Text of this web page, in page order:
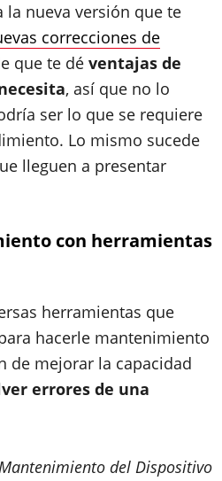
la nueva versión que te
correcciones de
que te dé ventajas de
, así que no lo
ser lo que se requiere
Lo mismo sucede
lleguen a presentar
con herramientas
herramientas que
hacerle mantenimiento
de mejorar la capacidad
errores de una
del Dispositivo